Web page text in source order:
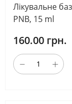
Лікувальне
PNB, 15 ml
160.00 грн.